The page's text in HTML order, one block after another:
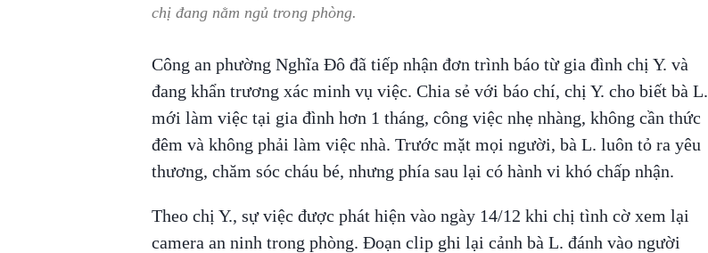
chị đang nằm ngủ trong phòng.
Công an phường Nghĩa Đô đã tiếp nhận đơn trình báo từ gia đình chị Y. và
đang khẩn trương xác minh vụ việc. Chia sẻ với báo chí, chị Y. cho biết bà L.
mới làm việc tại gia đình hơn 1 tháng, công việc nhẹ nhàng, không cần thức
đêm và không phải làm việc nhà. Trước mặt mọi người, bà L. luôn tỏ ra yêu
thương, chăm sóc cháu bé, nhưng phía sau lại có hành vi khó chấp nhận.
Theo chị Y., sự việc được phát hiện vào ngày 14/12 khi chị tình cờ xem lại
camera an ninh trong phòng. Đoạn clip ghi lại cảnh bà L. đánh vào người